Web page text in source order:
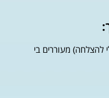
להצלחה) מעוררים בי